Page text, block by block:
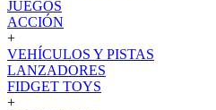
JUEGOS
ACCIÓN
+
VEHÍCULOS Y PISTAS
LANZADORES
FIDGET TOYS
+